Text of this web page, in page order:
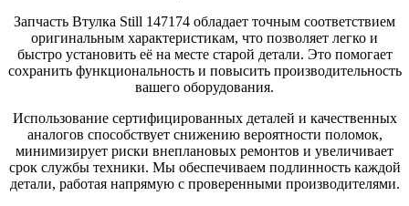
Запчасть Втулка Still 147174 обладает точным соответствием
оригинальным характеристикам, что позволяет легко и
быстро установить её на месте старой детали. Это помогает
сохранить функциональность и повысить производительность
вашего оборудования.
Использование сертифицированных деталей и качественных
аналогов способствует снижению вероятности поломок,
минимизирует риски внеплановых ремонтов и увеличивает
срок службы техники. Мы обеспечиваем подлинность каждой
детали, работая напрямую с проверенными производителями.